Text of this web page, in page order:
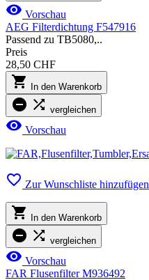
 Vorschau
AEG Filterdichtung F547916
Passend zu TB5080,..
Preis
28,50 CHF
 In den Warenkorb
  vergleichen
 Vorschau
 Zur Wunschliste hinzufügen
 In den Warenkorb
  vergleichen
 Vorschau
FAR Flusenfilter M936492